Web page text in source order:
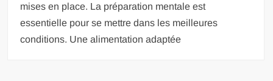
mises en place. La préparation mentale est
essentielle pour se mettre dans les meilleures
conditions. Une alimentation adaptée